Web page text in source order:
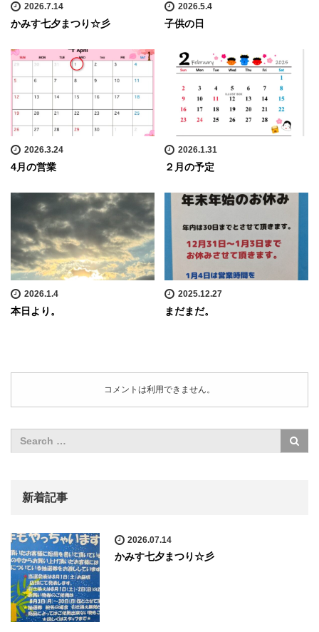
2026.7.14
かみす七夕まつり☆彡
2026.5.4
子供の日
2026.3.24
4月の営業
2026.1.31
２月の予定
2026.1.4
本日より。
2025.12.27
まだまだ。
コメントは利用できません。
新着記事
2026.07.14
かみす七夕まつり☆彡